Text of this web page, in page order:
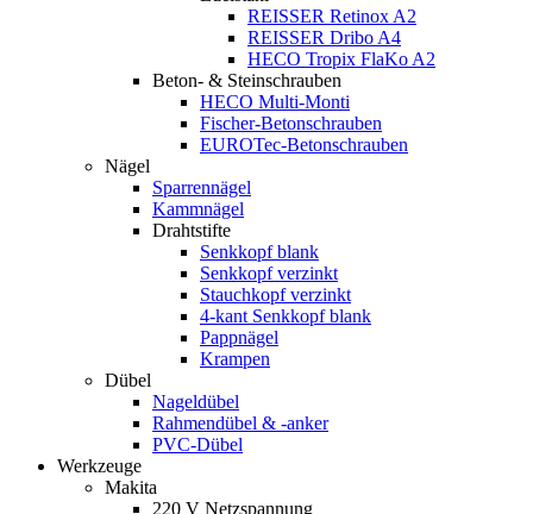
REISSER Retinox A2
REISSER Dribo A4
HECO Tropix FlaKo A2
Beton- & Steinschrauben
HECO Multi-Monti
Fischer-Betonschrauben
EUROTec-Betonschrauben
Nägel
Sparrennägel
Kammnägel
Drahtstifte
Senkkopf blank
Senkkopf verzinkt
Stauchkopf verzinkt
4-kant Senkkopf blank
Pappnägel
Krampen
Dübel
Nageldübel
Rahmendübel & -anker
PVC-Dübel
Werkzeuge
Makita
220 V Netzspannung